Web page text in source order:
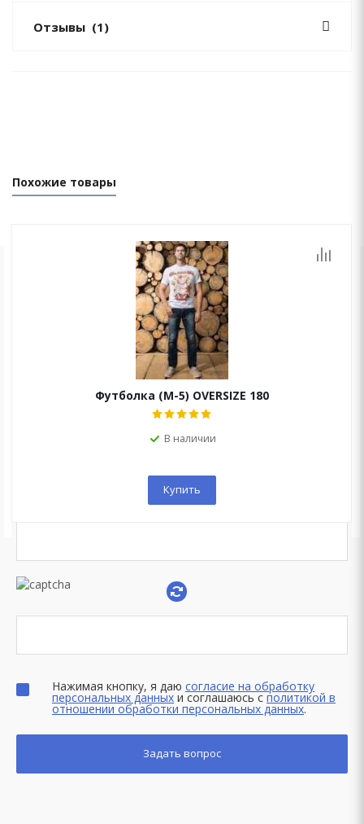
Отзывы (1)
Похожие товары
Футболка (М-5) OVERSIZE 180
В наличии
Купить
ОСТАЛИСЬ ВОПРОСЫ?
Мы перезвоним Вам в течение 15 минут!
Нажимая кнопку, я даю согласие на обработку
персональных данных и соглашаюсь сполитикой в
отношении обработки персональных данных.